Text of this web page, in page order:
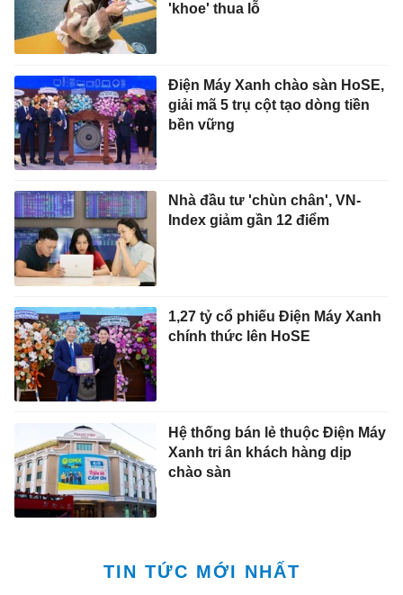
'khoe' thua lỗ
Điện Máy Xanh chào sàn HoSE,
giải mã 5 trụ cột tạo dòng tiền
bền vững
Nhà đầu tư 'chùn chân', VN-
Index giảm gần 12 điểm
1,27 tỷ cổ phiếu Điện Máy Xanh
chính thức lên HoSE
Hệ thống bán lẻ thuộc Điện Máy
Xanh tri ân khách hàng dịp
chào sàn
TIN TỨC MỚI NHẤT